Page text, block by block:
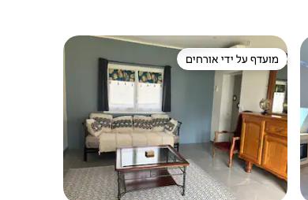
מועדף על ידי אורחים
מועדף על ידי אורחים